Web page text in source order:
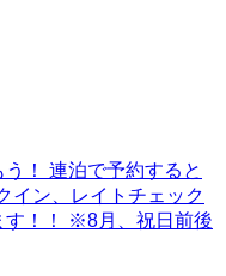
！ 連泊で予約すると
イン、レイトチェック
す！！ ※8月、祝日前後